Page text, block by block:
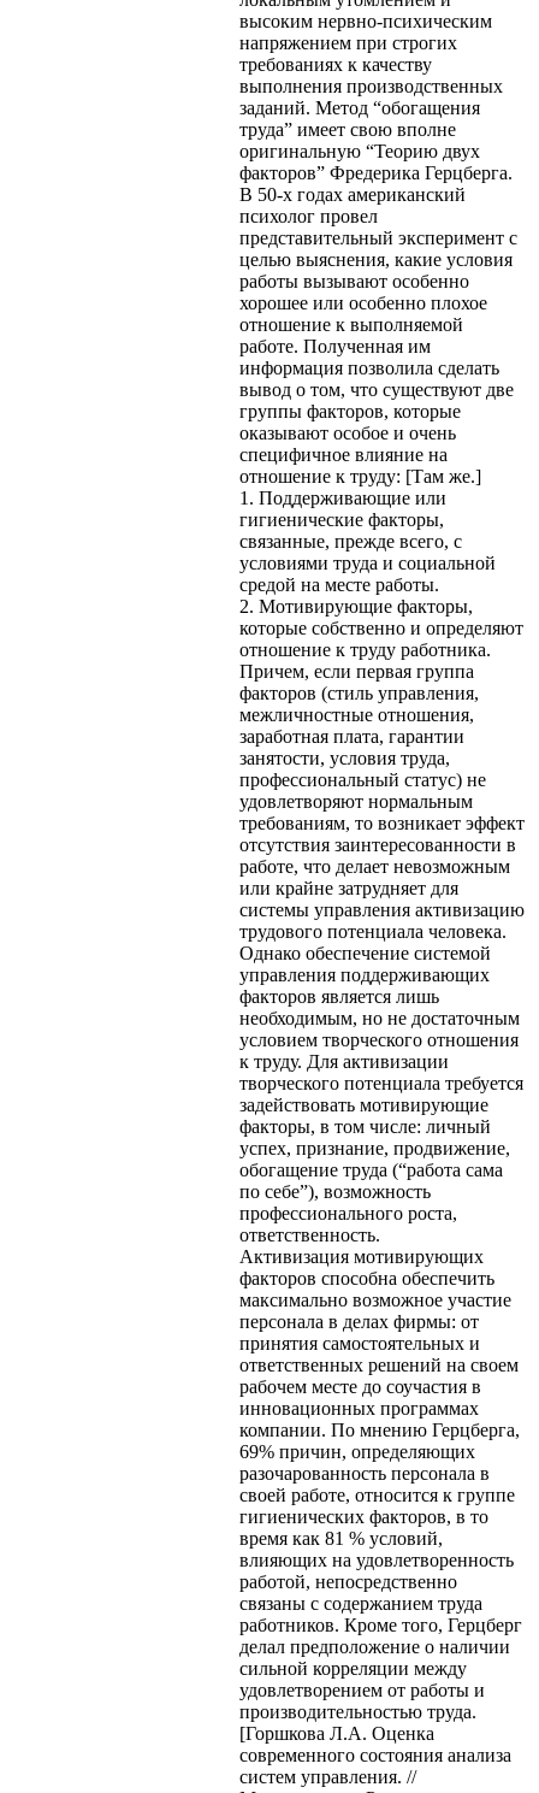
высоким нервно-психическим
напряжением при строгих
требованиях к качеству
выполнения производственных
заданий. Метод “обогащения
труда” имеет свою вполне
оригинальную “Теорию двух
факторов” Фредерика Герцберга.
В 50-х годах американский
психолог провел
представительный эксперимент с
целью выяснения, какие условия
работы вызывают особенно
хорошее или особенно плохое
отношение к выполняемой
работе. Полученная им
информация позволила сделать
вывод о том, что существуют две
группы факторов, которые
оказывают особое и очень
специфичное влияние на
отношение к труду: [Там же.]
1. Поддерживающие или
гигиенические факторы,
связанные, прежде всего, с
условиями труда и социальной
средой на месте работы.
2. Мотивирующие факторы,
которые собственно и определяют
отношение к труду работника.
Причем, если первая группа
факторов (стиль управления,
межличностные отношения,
заработная плата, гарантии
занятости, условия труда,
профессиональный статус) не
удовлетворяют нормальным
требованиям, то возникает эффект
отсутствия заинтересованности в
работе, что делает невозможным
или крайне затрудняет для
системы управления активизацию
трудового потенциала человека.
Однако обеспечение системой
управления поддерживающих
факторов является лишь
необходимым, но не достаточным
условием творческого отношения
к труду. Для активизации
творческого потенциала требуется
задействовать мотивирующие
факторы, в том числе: личный
успех, признание, продвижение,
обогащение труда (“работа сама
по себе”), возможность
профессионального роста,
ответственность.
Активизация мотивирующих
факторов способна обеспечить
максимально возможное участие
персонала в делах фирмы: от
принятия самостоятельных и
ответственных решений на своем
рабочем месте до соучастия в
инновационных программах
компании. По мнению Герцберга,
69% причин, определяющих
разочарованность персонала в
своей работе, относится к группе
гигиенических факторов, в то
время как 81 % условий,
влияющих на удовлетворенность
работой, непосредственно
связаны с содержанием труда
работников. Кроме того, Герцберг
делал предположение о наличии
сильной корреляции между
удовлетворением от работы и
производительностью труда.
[Горшкова Л.А. Оценка
современного состояния анализа
систем управления. //